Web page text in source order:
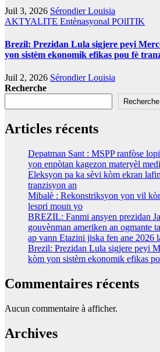
Juil 3, 2026 Sérondier Louisia
AKTYALITE Entènasyonal POlITIK
Brezil: Prezidan Lula sigjere peyi
yon sistèm ekonomik efikas pou fè
Juil 2, 2026 Sérondier Louisia
Recherche
Recherche
Articles récents
Depatman Sant : MSPP ranfòse
yon enpòtan kagezon materyèl
Eleksyon pa ka sèvi kòm ekran
tranzisyon an
Mibalè : Rekonstriksyon yon vil
lespri moun yo
BREZIL: Fanmi ansyen prezidan
gouvènman ameriken an ogmante
ap vann Etazini jiska fen ane 2026
Brezil: Prezidan Lula sigjere peyi
kòm yon sistèm ekonomik efikas
Commentaires récents
Aucun commentaire à afficher.
Archives